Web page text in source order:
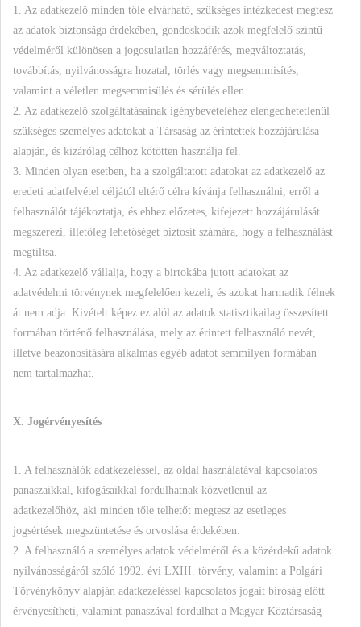
1. Az adatkezelő minden tőle elvárható, szükséges intézkedést megtesz
az adatok biztonsága érdekében, gondoskodik azok megfelelő szintű
védelméről különösen a jogosulatlan hozzáférés, megváltoztatás,
továbbítás, nyilvánosságra hozatal, törlés vagy megsemmisítés,
valamint a véletlen megsemmisülés és sérülés ellen.
2. Az adatkezelő szolgáltatásainak igénybevételéhez elengedhetetlenül
szükséges személyes adatokat a Társaság az érintettek hozzájárulása
alapján, és kizárólag célhoz kötötten használja fel.
3. Minden olyan esetben, ha a szolgáltatott adatokat az adatkezelő az
eredeti adatfelvétel céljától eltérő célra kívánja felhasználni, erről a
felhasználót tájékoztatja, és ehhez előzetes, kifejezett hozzájárulását
megszerezi, illetőleg lehetőséget biztosít számára, hogy a felhasználást
megtiltsa.
4. Az adatkezelő vállalja, hogy a birtokába jutott adatokat az
adatvédelmi törvénynek megfelelően kezeli, és azokat harmadik félnek
át nem adja. Kivételt képez ez alól az adatok statisztikailag összesített
formában történő felhasználása, mely az érintett felhasználó nevét,
illetve beazonosítására alkalmas egyéb adatot semmilyen formában
nem tartalmazhat.
X. Jogérvényesítés
1. A felhasználók adatkezeléssel, az oldal használatával kapcsolatos
panaszaikkal, kifogásaikkal fordulhatnak közvetlenül az
adatkezelőhöz, aki minden tőle telhetőt megtesz az esetleges
jogsértések megszüntetése és orvoslása érdekében.
2. A felhasználó a személyes adatok védelméről és a közérdekű adatok
nyilvánosságáról szóló 1992. évi LXIII. törvény, valamint a Polgári
Törvénykönyv alapján adatkezeléssel kapcsolatos jogait bíróság előtt
érvényesítheti, valamint panaszával fordulhat a Magyar Köztársaság